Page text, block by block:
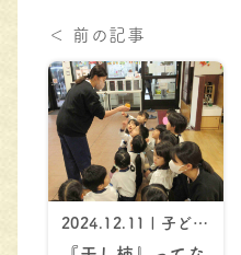
＜ 前の記事
2024.12.11 | 子ども